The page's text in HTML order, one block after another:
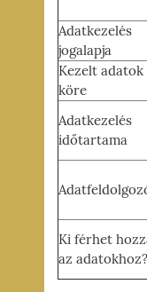
Adatkezelés
jogalapja
Kezelt adatok
köre
Adatkezelés
időtartama
Ki férhet
az adatokhoz?